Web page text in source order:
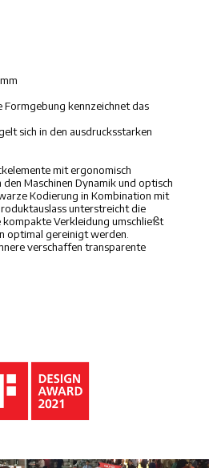
kennzeichnet das
sich in den ausdrucksstarken
mit ergonomisch
Maschinen Dynamik und optisch
Kodierung in Kombination mit
unterstreicht die
kompakte Verkleidung umschließt
optimal gereinigt werden.
verschaffen transparente